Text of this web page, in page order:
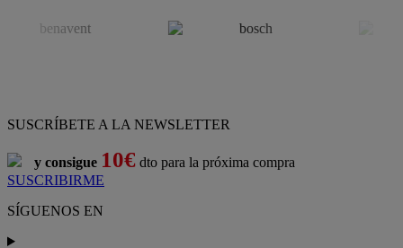
SUSCRÍBETE A LA NEWSLETTER
y consigue 10€ dto para la próxima compra
SUSCRIBIRME
SÍGUENOS EN